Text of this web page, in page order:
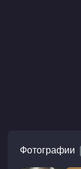
Фотографии